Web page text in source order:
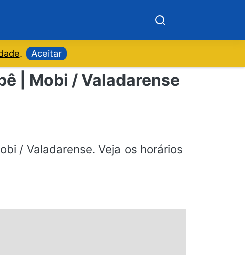
. Aceitar
| Mobi / Valadarense
/ Valadarense. Veja os horários